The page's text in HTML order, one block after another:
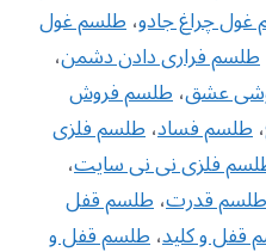
چراغ جادو،طلسم غول
طلسم فراری دادن دشمن،
عشق،طلسم فروش
،طلسم فساد،طلسم فلزی
فلزی نی نی سایت،
طلسم قدرت،طلسم قفل
قفل و کلید،طلسم قفل و